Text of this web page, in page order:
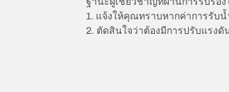
1. แจ้งให้คุณทราบหากค่าการรับ
2. ตัดสินใจว่าต้องมีการปรับแรง